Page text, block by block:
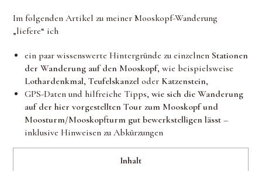
Im folgenden Artikel zu meiner Mooskopf-Wanderung
„liefere“ ich
ein paar wissenswerte Hintergründe zu einzelnen Stationen
der Wanderung auf den Mooskopf, wie beispielsweise
Lothardenkmal,Teufelskanzeloder Katzenstein,
GPS-Daten und hilfreiche Tipps,wie sich die Wanderung
auf der hier vorgestellten Tour zum Mooskopf und
Moosturm/Mooskopfturm gut bewerkstelligen lässt–
inklusive Hinweisen zu Abkürzungen
Inhalt